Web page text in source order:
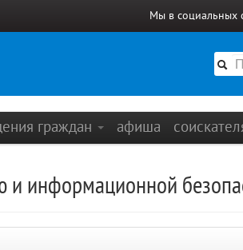
Мы в социальных
граждан афиша
информационной